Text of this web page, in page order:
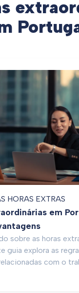
HORAS EXTRAS
em
sobre as horas
guia explora as
com o